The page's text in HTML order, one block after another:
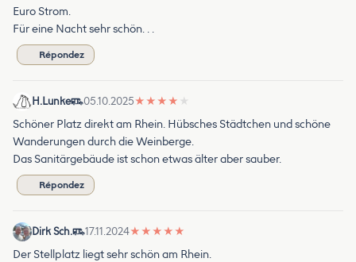
Euro Strom.
Für eine Nacht sehr schön. . .
Répondez
H.Lunke 05.10.2025★ ★ ★ ★ ★
Schöner Platz direkt am Rhein. Hübsches Städtchen und schöne
Wanderungen durch die Weinberge.
Das Sanitärgebäude ist schon etwas älter aber sauber.
Répondez
Dirk Sch. 17.11.2024★ ★ ★ ★ ★
Der Stellplatz liegt sehr schön am Rhein.